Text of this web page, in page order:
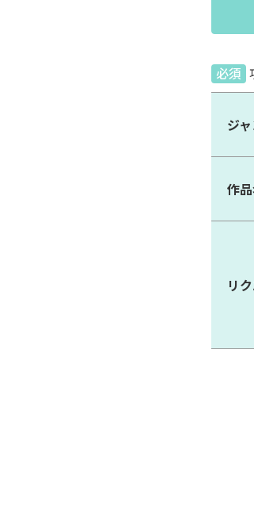
必須
ジ
作
リ